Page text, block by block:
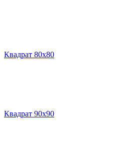
Квадрат 80х80
Квадрат 90х90